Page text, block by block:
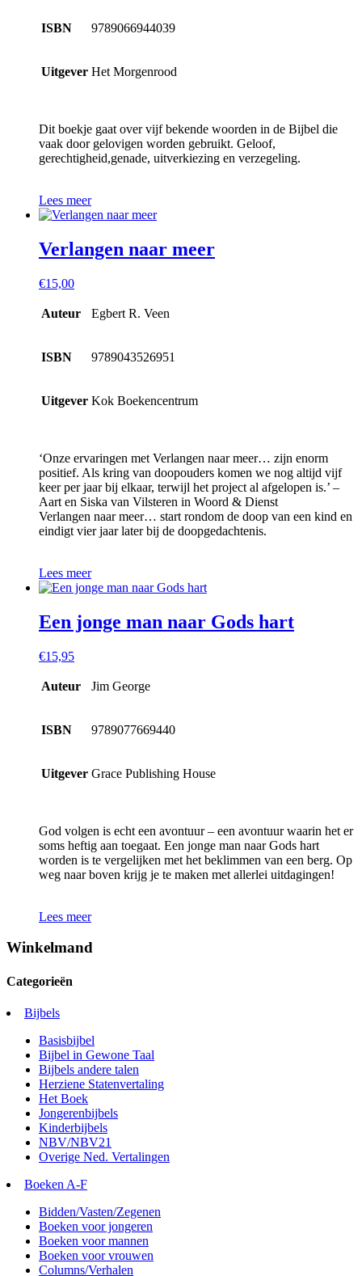
ISBN 9789066944039
Uitgever Het Morgenrood
Dit boekje gaat over vijf bekende woorden in de Bijbel die
vaak door gelovigen worden gebruikt. Geloof,
gerechtigheid,genade, uitverkiezing en verzegeling.
Lees meer
Verlangen naar meer
€15,00
Auteur Egbert R. Veen
ISBN 9789043526951
Uitgever Kok Boekencentrum
‘Onze ervaringen met Verlangen naar meer… zijn enorm
positief. Als kring van doopouders komen we nog altijd vijf
keer per jaar bij elkaar, terwijl het project al afgelopen is.’ –
Aart en Siska van Vilsteren in Woord & Dienst
Verlangen naar meer… start rondom de doop van een kind en
eindigt vier jaar later bij de doopgedachtenis.
Lees meer
Een jonge man naar Gods hart
€15,95
Auteur Jim George
ISBN 9789077669440
Uitgever Grace Publishing House
God volgen is echt een avontuur – een avontuur waarin het er
soms heftig aan toegaat. Een jonge man naar Gods hart
worden is te vergelijken met het beklimmen van een berg. Op
weg naar boven krijg je te maken met allerlei uitdagingen!
Lees meer
Winkelmand
Categorieën
Bijbels
Basisbijbel
Bijbel in Gewone Taal
Bijbels andere talen
Herziene Statenvertaling
Het Boek
Jongerenbijbels
Kinderbijbels
NBV/NBV21
Overige Ned. Vertalingen
Boeken A-F
Bidden/Vasten/Zegenen
Boeken voor jongeren
Boeken voor mannen
Boeken voor vrouwen
Columns/Verhalen